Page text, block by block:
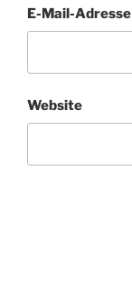
E-Mail-Adresse
Website